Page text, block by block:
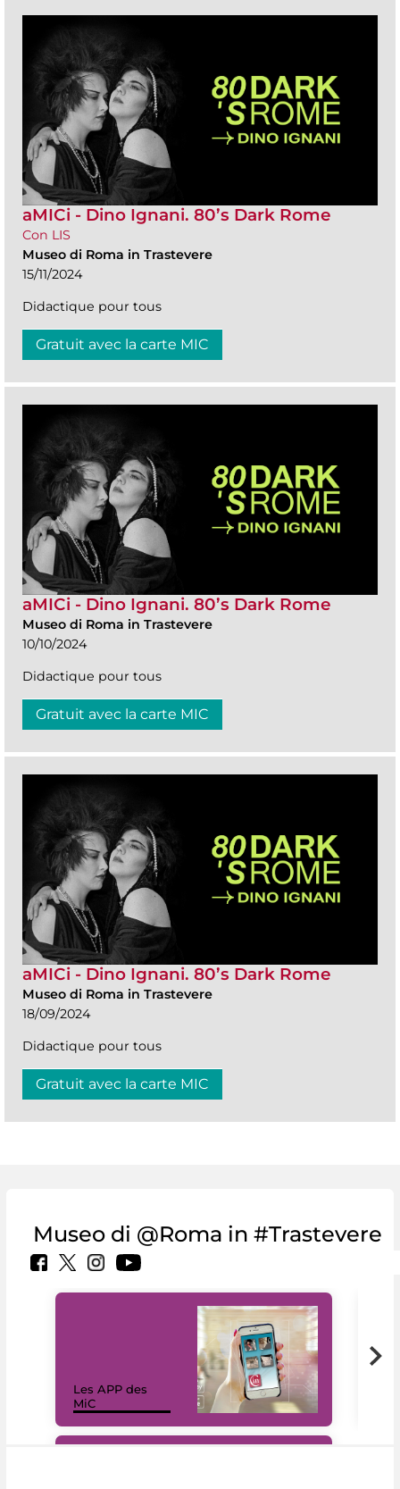
aMICi - Dino Ignani. 80’s Dark Rome
Con LIS
Museo di Roma in Trastevere
15/11/2024
Didactique pour tous
Gratuit avec la carte MIC
aMICi - Dino Ignani. 80’s Dark Rome
Museo di Roma in Trastevere
10/10/2024
Didactique pour tous
Gratuit avec la carte MIC
aMICi - Dino Ignani. 80’s Dark Rome
Museo di Roma in Trastevere
18/09/2024
Didactique pour tous
Gratuit avec la carte MIC
Museo di @Roma in #Trastevere
Les APP des
MiC